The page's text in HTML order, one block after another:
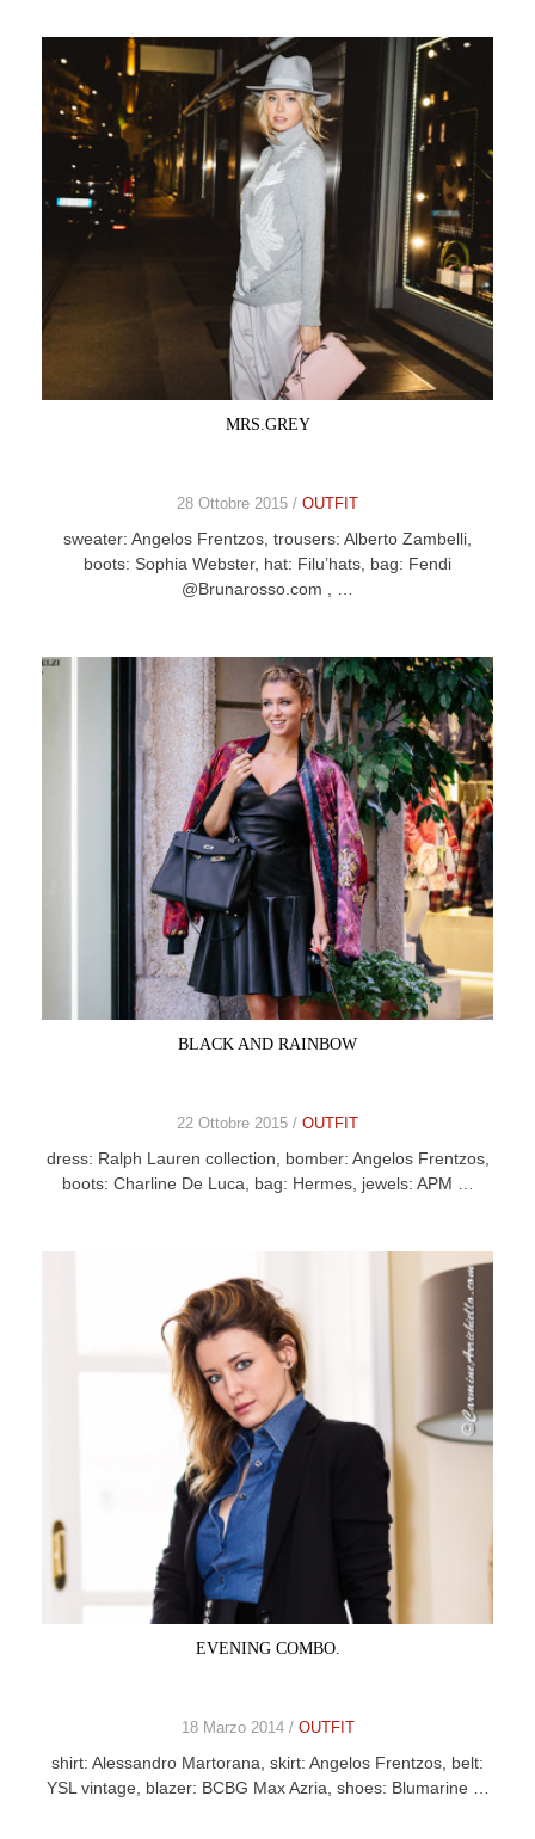
CONTACT
HOME
MRS.GREY
28 Ottobre 2015 / OUTFIT
sweater: Angelos Frentzos, trousers: Alberto Zambelli,
boots: Sophia Webster, hat: Filu’hats, bag: Fendi
@Brunarosso.com , …
BLACK AND RAINBOW
22 Ottobre 2015 / OUTFIT
dress: Ralph Lauren collection, bomber: Angelos Frentzos,
boots: Charline De Luca, bag: Hermes, jewels: APM …
EVENING COMBO.
18 Marzo 2014 / OUTFIT
shirt: Alessandro Martorana, skirt: Angelos Frentzos, belt:
YSL vintage, blazer: BCBG Max Azria, shoes: Blumarine …